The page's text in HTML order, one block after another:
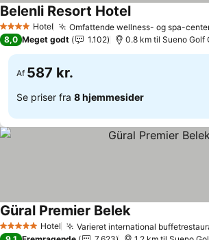
4 StjernerHotel Omfattende wellness- og spa-
Belenli Resort HotelSe priser
8,0 Meget godt 1.102 0.8 km til Sueno Golf
Af 587 kr.
Se priser fra 8 hjemmesider
5 Stjerner Hotel Varieret international
Güral Premier BelekSe priser